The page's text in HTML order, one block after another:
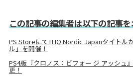
この記事の編集者は以下の記事
PS StoreにてTHQ Nordic Japanタイトル
ル」を開催！
PS4版『クロノス：ビフォー ジ アッシュ
更！